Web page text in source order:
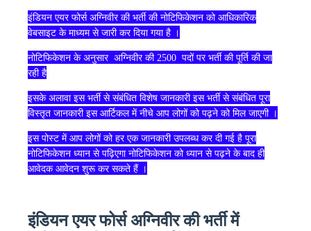
इंडियन एयर फोर्स अग्निवीर की भर्ती की नोटिफिकेशन को आधिकारिक
वेबसाइट के माध्यम से जारी कर दिया गया है ।
नोटिफिकेशन के अनुसार अग्निवीर की 2500 पदों पर भर्ती की पूर्ति की जा
रही है
इसके अलावा इस भर्ती से संबंधित विशेष जानकारी इस भर्ती से संबंधित पूरा
विस्तृत जानकारी इस आर्टिकल में नीचे आप लोगों को पढ़ने को मिल जाएगी ।
इस पोस्ट में आप लोगों को हर एक जानकारी उपलब्ध कर दी गई है पूरा
नोटिफिकेशन ध्यान से पढ़िएगा नोटिफिकेशन को ध्यान से पढ़ने के बाद ही
आवेदक आवेदन शुरू कर सकते हैं ।
इंडियन एयर फोर्स अग्निवीर की भर्ती में